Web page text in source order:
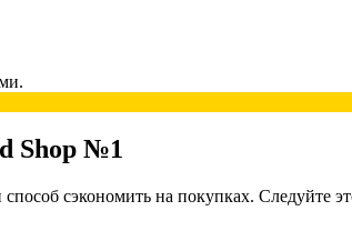
Shop №1
сэкономить на покупках. Следуйте